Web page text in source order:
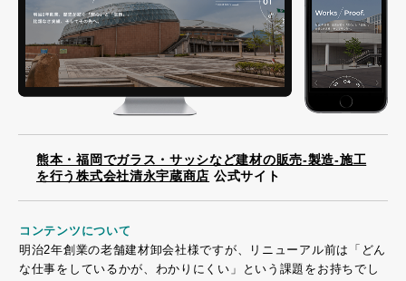
熊本・福岡でガラス・サッシなど建材の販売-製造-施工
を行う株式会社清永宇蔵商店 公式サイト
コンテンツについて
明治2年創業の老舗建材卸会社様ですが、リニューアル前は「どん
な仕事をしているかが、わかりにくい」という課題をお持ちでし